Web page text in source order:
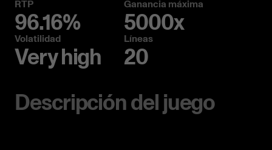
RTP
96.16%
Ganancia máxima
5000x
Volatilidad
Very high
Líneas
20
Descripción del juego